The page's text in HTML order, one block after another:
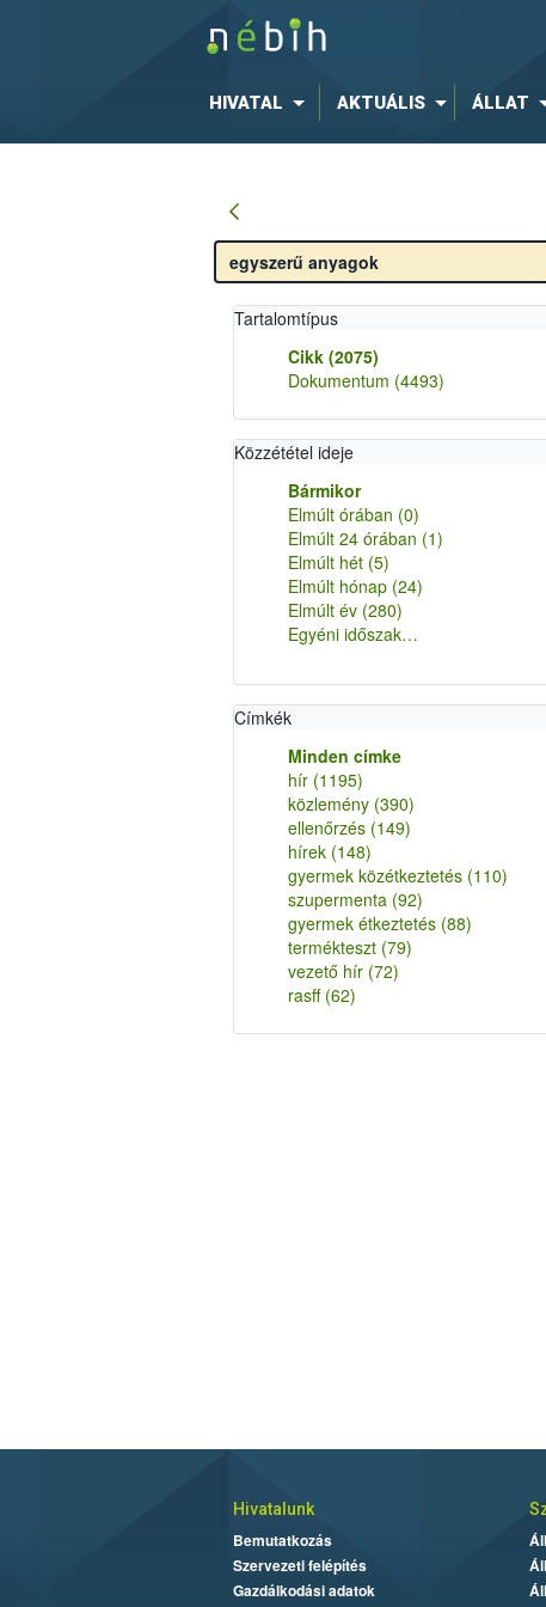
HIVATAL AKTUÁLIS ÁLLAT
Tartalomtípus
Cikk (2075)
Dokumentum (4493)
Közzététel ideje
Bármikor
Elmúlt órában (0)
Elmúlt 24 órában (1)
Elmúlt hét (5)
Elmúlt hónap (24)
Elmúlt év (280)
Egyéni időszak…
Címkék
Minden címke
hír (1195)
közlemény (390)
ellenőrzés (149)
hírek (148)
gyermek közétkeztetés (110)
szupermenta (92)
gyermek étkeztetés (88)
termékteszt (79)
vezető hír (72)
rasff (62)
Hivatalunk
Bemutatkozás
Szervezeti felépítés
Gazdálkodási adatok